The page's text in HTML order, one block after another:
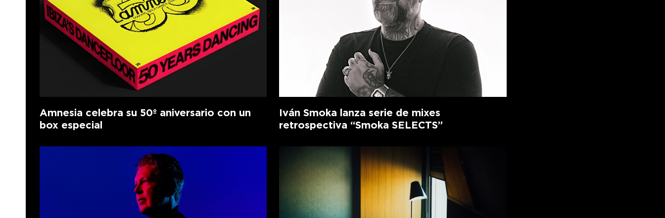
Amnesia celebra su 50º aniversario con un
box especial
Iván Smoka lanza serie de mixes
retrospectiva “Smoka SELECTS”